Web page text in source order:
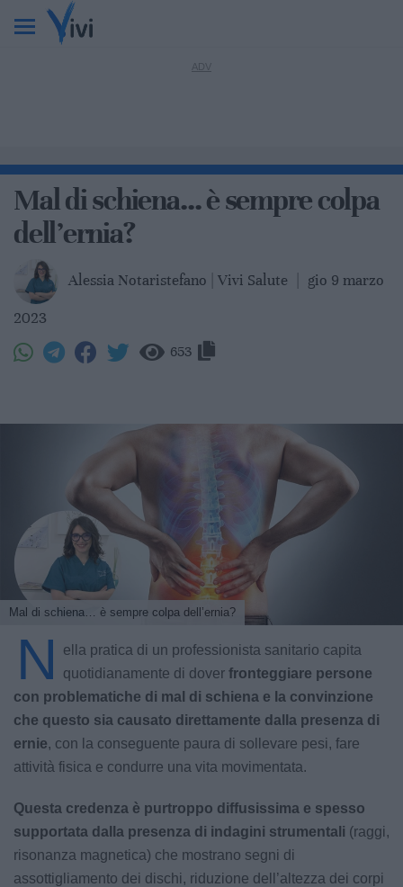
Mal di schiena… è sempre colpa
dell’ernia?
Alessia Notaristefano | Vivi Salute gio 9 marzo
2023
653
Mal di schiena… è sempre colpa dell’ernia?
N
ella pratica di un professionista sanitario capita
quotidianamente di dover fronteggiare persone
con problematiche di mal di schiena e la convinzione
che questo sia causato direttamente dalla presenza di
ernie, con la conseguente paura di sollevare pesi, fare
attività fisica e condurre una vita movimentata.
Questa credenza è purtroppo diffusissima e spesso
supportata dalla presenza di indagini strumentali (raggi,
risonanza magnetica) che mostrano segni di
assottigliamento dei dischi, riduzione dell’altezza dei corpi